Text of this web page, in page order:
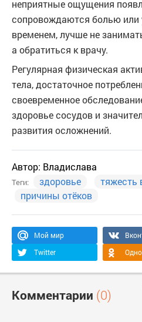
неприятные ощущения
сопровождаются болью или
временем, лучше не
а обратиться к врачу.
Регулярная физическая
тела, достаточное
своевременное
здоровье сосудов и
развития осложнений.
Автор: Владислава
Теги: здоровье тяжесть
причины отёков
Мой мир
Twitter
Комментарии (0)